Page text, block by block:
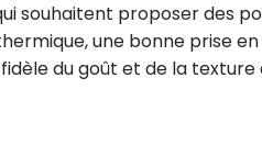
souhaitent proposer des
une bonne prise
du goût et de la texture